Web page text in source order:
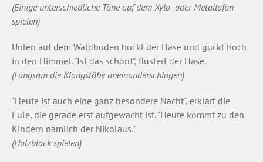
(Einige unterschiedliche Töne auf dem Xylo- oder Metallofon
spielen)
Unten auf dem Waldboden hockt der Hase und guckt hoch
in den Himmel. "Ist das schön!", flüstert der Hase.
(Langsam die Klangstäbe aneinanderschlagen)
"Heute ist auch eine ganz besondere Nacht", erklärt die
Eule, die gerade erst aufgewacht ist. "Heute kommt zu den
Kindern nämlich der Nikolaus."
(Holzblock spielen)